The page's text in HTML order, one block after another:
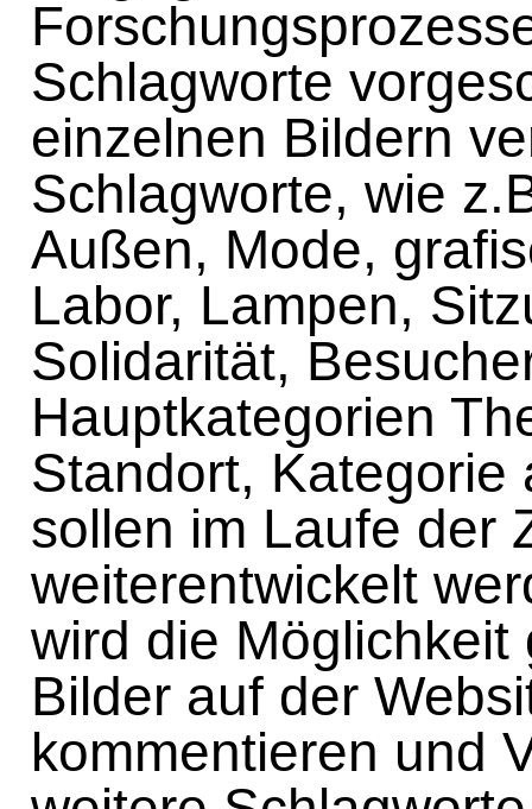
Schlagworte
einzelnen Bildern
Schlagworte, wie
Außen, Mode,
Labor, Lampen,
Solidarität,
Hauptkategorien
Standort, Kategorie
sollen im Laufe der
weiterentwickelt
wird die Möglichkeit
Bilder auf der
kommentieren und